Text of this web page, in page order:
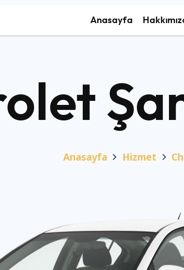
Anasayfa
Anasayfa Hizmet